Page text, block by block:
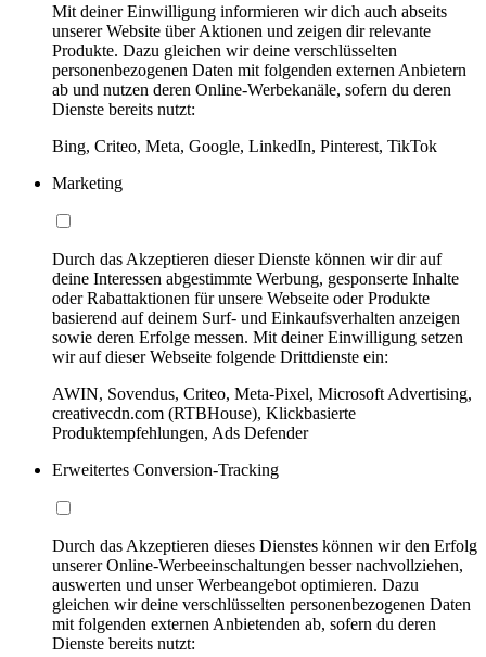
Mit deiner Einwilligung informieren wir dich auch abseits
unserer Website über Aktionen und zeigen dir relevante
Produkte. Dazu gleichen wir deine verschlüsselten
personenbezogenen Daten mit folgenden externen Anbietern
ab und nutzen deren Online-Werbekanäle, sofern du deren
Dienste bereits nutzt:
Bing, Criteo, Meta, Google, LinkedIn, Pinterest, TikTok
Marketing
Durch das Akzeptieren dieser Dienste können wir dir auf
deine Interessen abgestimmte Werbung, gesponserte Inhalte
oder Rabattaktionen für unsere Webseite oder Produkte
basierend auf deinem Surf- und Einkaufsverhalten anzeigen
sowie deren Erfolge messen. Mit deiner Einwilligung setzen
wir auf dieser Webseite folgende Drittdienste ein:
AWIN, Sovendus, Criteo, Meta-Pixel, Microsoft Advertising,
creativecdn.com (RTBHouse), Klickbasierte
Produktempfehlungen, Ads Defender
Erweitertes Conversion-Tracking
Durch das Akzeptieren dieses Dienstes können wir den Erfolg
unserer Online-Werbeeinschaltungen besser nachvollziehen,
auswerten und unser Werbeangebot optimieren. Dazu
gleichen wir deine verschlüsselten personenbezogenen Daten
mit folgenden externen Anbietenden ab, sofern du deren
Dienste bereits nutzt: